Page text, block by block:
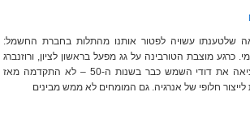
שלטענתו עשויה לפטור אותנו מהתלות בחברת החשמל:
כרגע מוצבת הטורבינה על גג מפעל בראשון לציון, ורוזנברג
לא מבין למה המדינה שהמציאה את דודי השמש כבר בשנות ה-50 – לא התקדמה מאז
חלופי של אנרגיה. גם המומחים לא ממש מבינים